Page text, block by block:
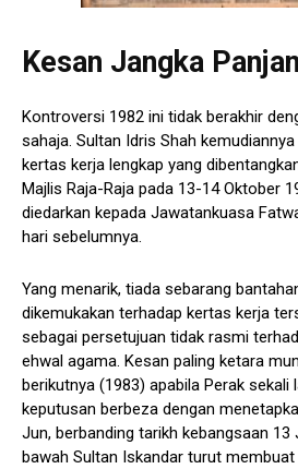
Kesan Jangka
Kontroversi 1982 ini tidak berakhir
sahaja. Sultan Idris Shah
kertas kerja lengkap yang
Majlis Raja-Raja pada 13-14 Oktober
diedarkan kepada Jawatankuasa
hari sebelumnya.
Yang menarik, tiada sebarang
dikemukakan terhadap kertas kerja
sebagai persetujuan tidak rasmi
ehwal agama. Kesan paling ketara
berikutnya (1983) apabila Perak sekali
keputusan berbeza dengan
Jun, berbanding tarikh kebangsaan 13
bawah Sultan Iskandar turut